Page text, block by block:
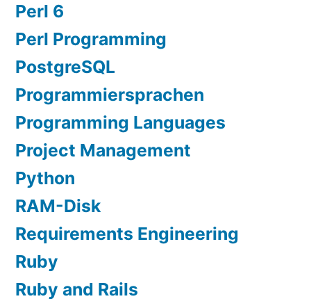
Perl 6
Perl Programming
PostgreSQL
Programmiersprachen
Programming Languages
Project Management
Python
RAM-Disk
Requirements Engineering
Ruby
Ruby and Rails